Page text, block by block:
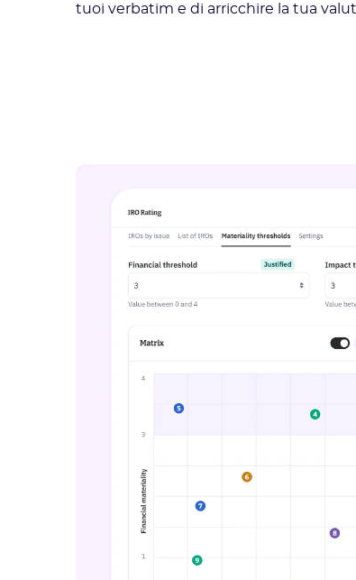
tuoi verbatim e di arricchire la tua